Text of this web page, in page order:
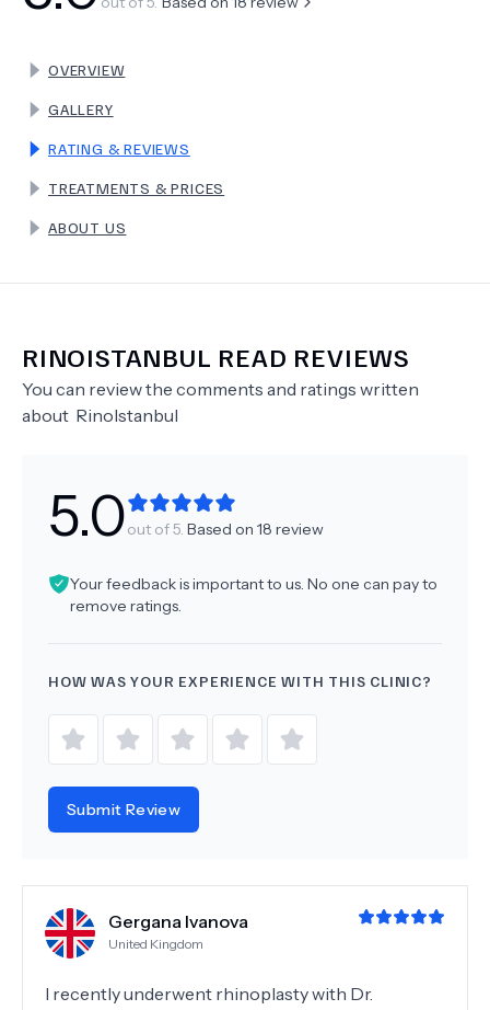
TERMS
OVERVIEW
GALLERY
RATING & REVIEWS
TREATMENTS & PRICES
ABOUT US
RINOISTANBUL READ REVIEWS
You can review the comments and ratings written
about RinoIstanbul
5.0out of 5. Based on 18 review
Your feedback is important to us. No one can pay to
remove ratings.
HOW WAS YOUR EXPERIENCE WITH THIS CLINIC?
Submit Review
Gergana Ivanova
United Kingdom
I recently underwent rhinoplasty with Dr.